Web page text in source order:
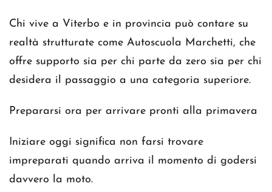
Chi vive a Viterbo e in provincia può contare su
realtà strutturate come Autoscuola Marchetti, che
offre supporto sia per chi parte da zero sia per chi
desidera il passaggio a una categoria superiore.
Prepararsi ora per arrivare pronti alla primavera
Iniziare oggi significa non farsi trovare
impreparati quando arriva il momento di godersi
davvero la moto.